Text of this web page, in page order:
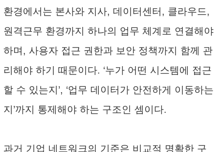
환경에서는 본사와 지사, 데이터센터, 클라우드,
원격근무 환경까지 하나의 업무 체계로 연결해야
하며, 사용자 접근 권한과 보안 정책까지 함께 관
리해야 하기 때문이다. ‘누가 어떤 시스템에 접근
할 수 있는지’, ‘업무 데이터가 안전하게 이동하는
지’까지 통제해야 하는 구조인 셈이다.
과거 기업 네트워크의 기준은 비교적 명확한 구